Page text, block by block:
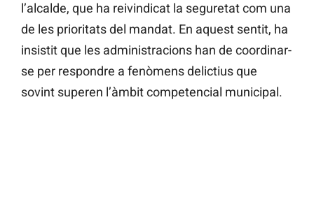
l’alcalde, que ha reivindicat la seguretat com una
de les prioritats del mandat. En aquest sentit, ha
insistit que les administracions han de coordinar-
se per respondre a fenòmens delictius que
sovint superen l’àmbit competencial municipal.